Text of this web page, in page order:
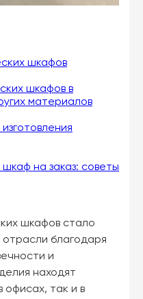
шкафов
шкафов в
материалов
на заказ: советы
шкафов стало
благодаря
и
находят
офисах, так и в